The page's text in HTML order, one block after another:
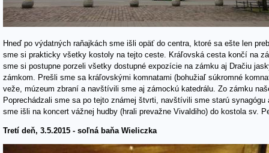
Hneď po výdatných raňajkách sme išli opäť do centra, ktoré sa ešte len
sme si prakticky všetky kostoly na tejto ceste. Kráľovská cesta končí na
sme si postupne porzeli všetky dostupné expozície na zámku aj Dračiu
zámkom. Prešli sme sa kráľovskými komnatami (bohužiaľ súkromné
veže, múzeum zbraní a navštívili sme aj zámockú katedrálu. Zo zámku
Poprechádzali sme sa po tejto známej štvrti, navštívili sme starú
sme išli na koncert vážnej hudby (hrali prevažne Vivaldiho) do kostola sv.
Tretí deň, 3.5.2015 - soľná baňa Wieliczka